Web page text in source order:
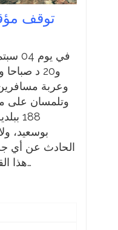
توقف
و20 د
وعربة
وتلمسان على
188
بوسعيد،
الحادث عن أي
هذا القطار باستثناء تسجيل جرح…